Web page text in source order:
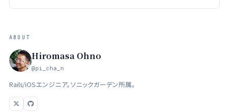
ABOUT
Hiromasa Ohno
@pi_cha_n
Rails/iOSエンジニア。ソニックガーデン所属。